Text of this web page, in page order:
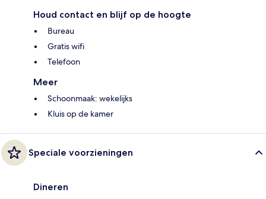
Houd contact en blijf op de hoogte
Bureau
Gratis wifi
Telefoon
Meer
Schoonmaak: wekelijks
Kluis op de kamer
Speciale voorzieningen
Dineren